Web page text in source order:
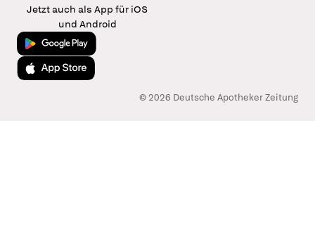
Jetzt auch als App für iOS
und Android
Jetzt bei Google Play
Laden im App Store
© 2026 Deutsche Apotheker Zeitung